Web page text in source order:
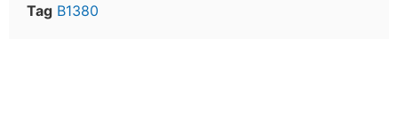
Tag B1380